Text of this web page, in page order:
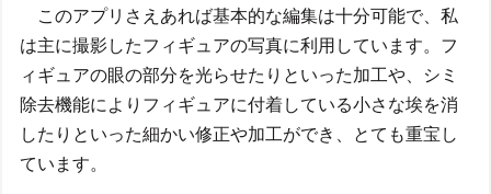
このアプリさえあれば基本的な編集は十分可能で、私
は主に撮影したフィギュアの写真に利用しています。フ
ィギュアの眼の部分を光らせたりといった加工や、シミ
除去機能によりフィギュアに付着している小さな埃を消
したりといった細かい修正や加工ができ、とても重宝し
ています。